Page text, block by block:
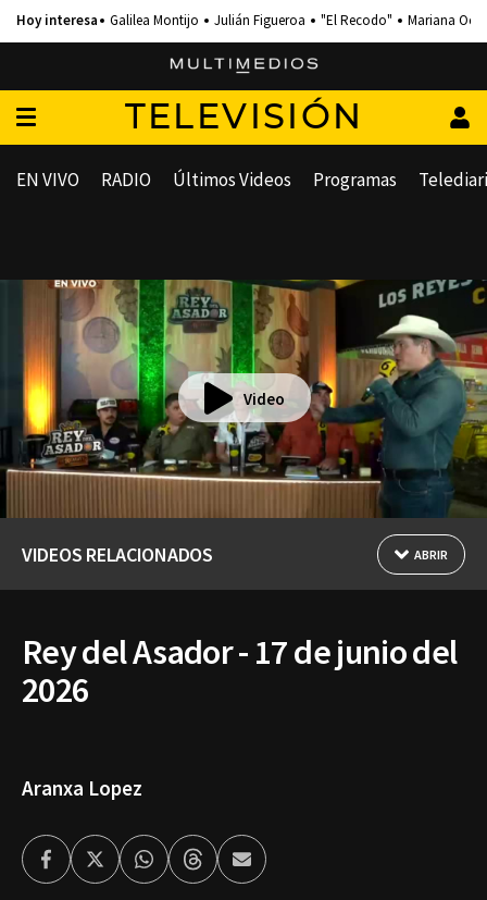
Galilea Montijo Julián Figueroa "El Recodo" Mariana
TELEVISIÓN
EN VIVO RADIO Últimos Videos Programas
Video
VIDEOS RELACIONADOS ABRIR
Rey del Asador - 17 de junio del
2026
Aranxa Lopez
FacebookTwitterWhatsappThreadsEnviar
por